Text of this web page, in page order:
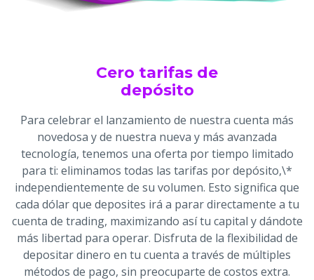
Cero tarifas de
depósito
Para celebrar el lanzamiento de nuestra cuenta más
novedosa y de nuestra nueva y más avanzada
tecnología, tenemos una oferta por tiempo limitado
para ti: eliminamos todas las tarifas por depósito,\*
independientemente de su volumen. Esto significa que
cada dólar que deposites irá a parar directamente a tu
cuenta de trading, maximizando así tu capital y dándote
más libertad para operar. Disfruta de la flexibilidad de
depositar dinero en tu cuenta a través de múltiples
métodos de pago, sin preocuparte de costos extra.